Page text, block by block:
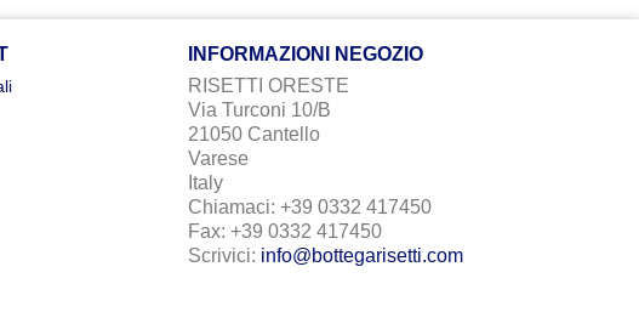
INFORMAZIONI NEGOZIO
RISETTI ORESTE
Via Turconi 10/B
21050 Cantello
Varese
Italy
Chiamaci: +39 0332 417450
Fax: +39 0332 417450
Scrivici: info@bottegarisetti.com